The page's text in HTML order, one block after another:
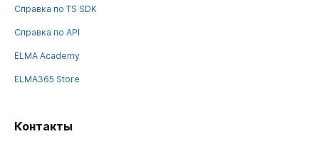
Справка по TS SDK
Справка по API
ELMA Academy
ELMA365 Store
Контакты